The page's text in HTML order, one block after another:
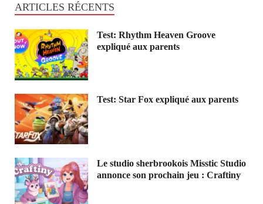
ARTICLES RÉCENTS
Test: Rhythm Heaven Groove
expliqué aux parents
Test: Star Fox expliqué aux parents
Le studio sherbrookois Misstic Studio
annonce son prochain jeu : Craftiny